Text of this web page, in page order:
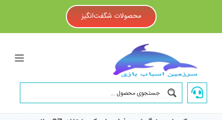
محصولات شگفت‌انگیز